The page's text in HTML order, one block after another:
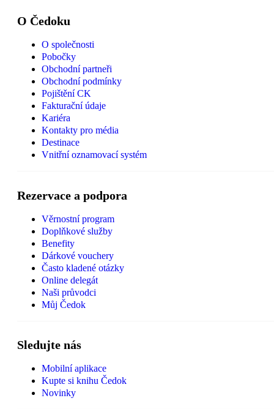
O Čedoku
O společnosti
Pobočky
Obchodní partneři
Obchodní podmínky
Pojištění CK
Fakturační údaje
Kariéra
Kontakty pro média
Destinace
Vnitřní oznamovací systém
Rezervace a podpora
Věrnostní program
Doplňkové služby
Benefity
Dárkové vouchery
Často kladené otázky
Online delegát
Naši průvodci
Můj Čedok
Sledujte nás
Mobilní aplikace
Kupte si knihu Čedok
Novinky